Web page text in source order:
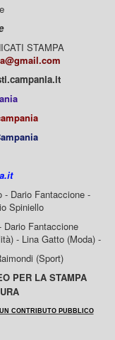
STAMPA
- Dario Fantaccione -
Spiniello
Dario Fantaccione
- Lina Gatto (Moda) -
(Sport)
PER LA STAMPA
CONTRIBUTO PUBBLICO